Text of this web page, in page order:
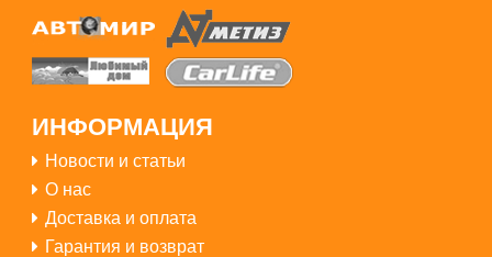
ИНФОРМАЦИЯ
Новости и статьи
О нас
Доставка и оплата
Гарантия и возврат